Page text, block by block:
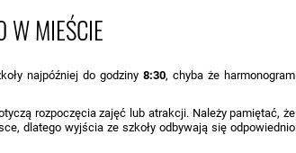
MIEŚCIE
najpóźniej do godziny8:30, chyba że harmonogram
rozpoczęcia zajęć lub atrakcji. Należy pamiętać, że
dlatego wyjścia ze szkoły odbywają się odpowiednio